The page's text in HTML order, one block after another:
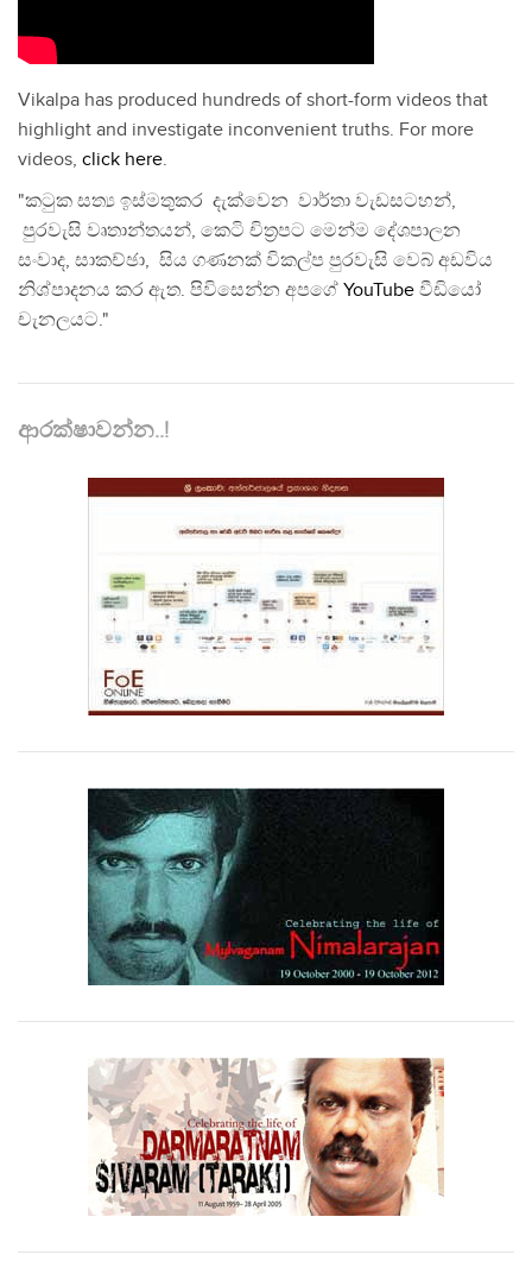
Vikalpa has produced hundreds of short-form videos that
highlight and investigate inconvenient truths. For more
videos, click here.
"කටුක සත්‍ය ඉස්මතුකර දැක්වෙන වාර්තා වැඩසටහන්,
පුරවැසි වෘතාන්තයන්, කෙටි චිත්‍රපට මෙන්ම දේශපාලන
සංවාද, සාකච්ඡා, සිය ගණනක් විකල්ප පුරවැසි වෙබ් අඩවිය
නිශ්පාදනය කර ඇත. පිවිසෙන්න අපගේ YouTube වීඩියෝ
චැනලයට."
ආරක්ෂාවන්න..!